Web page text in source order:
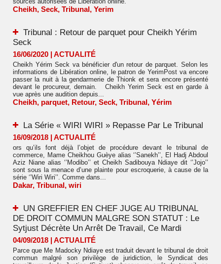
Cheikh, Seck, Tribunal, Yerim
Tribunal : Retour de parquet pour Cheikh Yérim
Seck
16/06/2020 | ACTUALITÉ
Cheikh Yérim Seck va bénéficier d'un retour de parquet. Selon les
informations de Libération online, le patron de YerimPost va encore
passer la nuit à la gendarmerie de Thionk et sera encore présenté
devant le procureur, demain. Cheikh Yerim Seck est en garde à
vue après une audition depuis...
Cheikh, parquet, Retour, Seck, Tribunal, Yérim
La Série « WIRI WIRI » Repasse Par Le Tribunal
16/09/2018 | ACTUALITÉ
ors qu’ils font déjà l’objet de procédure devant le tribunal de
commerce, Mame Cheikhou Guèye alias ‘’Sanekh’’, El Hadj Abdoul
Aziz Niane alias ‘’Modibo’’ et Cheikh Sadibouya Ndiaye dit ‘’Jojo’’
sont sous la menace d’une plainte pour escroquerie, à cause de la
série ‘’Wiri Wiri’’. Comme dans...
Dakar, Tribunal, wiri
UN GREFFIER EN CHEF JUGE AU TRIBUNAL
DE DROIT COMMUN MALGRE SON STATUT : Le
Sytjust Décrète Un Arrêt De Travail, Ce Mardi
04/09/2018 | ACTUALITÉ
Parce que Me Madocky Ndiaye est traduit devant le tribunal de droit
commun malgré son privilège de juridiction, le Syndicat des